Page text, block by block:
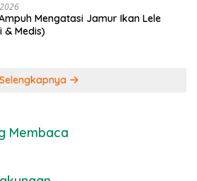
Mengatasi Jamur Ikan Lele
& Medis)
Selengkapnya
Membaca